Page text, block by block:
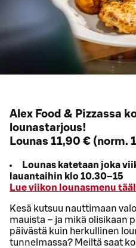
Alex Food & Pizzassa
lounastarjous!
Lounas 11,90 € (norm.
Lounas katetaan joka
lauantaihin klo 10.30–15
Lue viikon lounasmenu
Kesä kutsuu nauttimaan
mauista – ja mikä olisikaan
päivästä kuin herkullinen
tunnelmassa? Meiltä saat